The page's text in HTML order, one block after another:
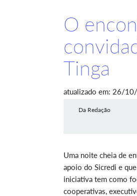
O
Tinga
atualizado em: 26/
Da Redação
Uma noite cheia de
apoio do Sicredi e
iniciativa tem como
cooperativas,